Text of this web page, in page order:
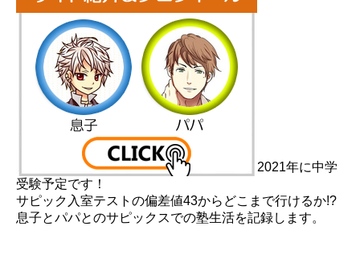
2021年に中学
受験予定です！
サピック入室テストの偏差値43からどこまで行けるか!?
息子とパパとのサピックスでの塾生活を記録します。